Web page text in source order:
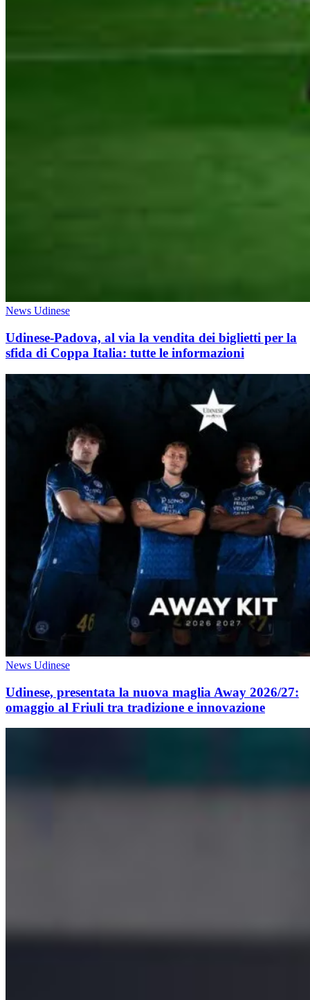
News Udinese
Udinese-Padova, al via la vendita dei biglietti per la
sfida di Coppa Italia: tutte le informazioni
News Udinese
Udinese, presentata la nuova maglia Away 2026/27:
omaggio al Friuli tra tradizione e innovazione